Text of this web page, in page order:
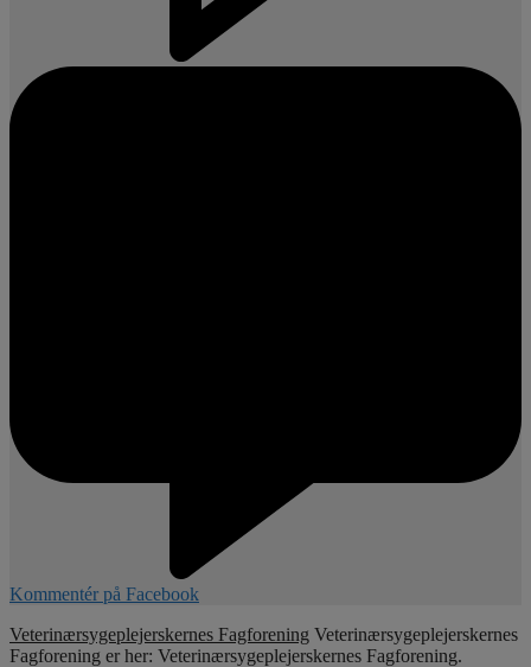
Kommentér på Facebook
Veterinærsygeplejerskernes Fagforening Veterinærsygeplejerskernes
Fagforening er her: Veterinærsygeplejerskernes Fagforening.